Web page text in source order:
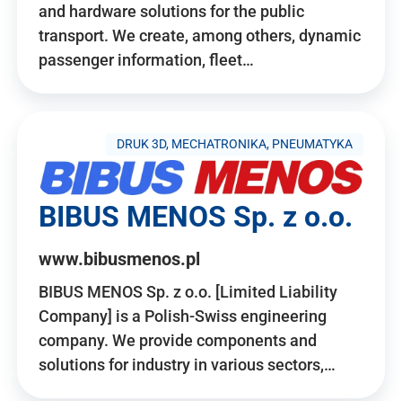
and hardware solutions for the public
transport. We create, among others, dynamic
passenger information, fleet…
DRUK 3D, MECHATRONIKA, PNEUMATYKA
BIBUS MENOS Sp. z o.o.
www.bibusmenos.pl
BIBUS MENOS Sp. z o.o. [Limited Liability
Company] is a Polish-Swiss engineering
company. We provide components and
solutions for industry in various sectors,…